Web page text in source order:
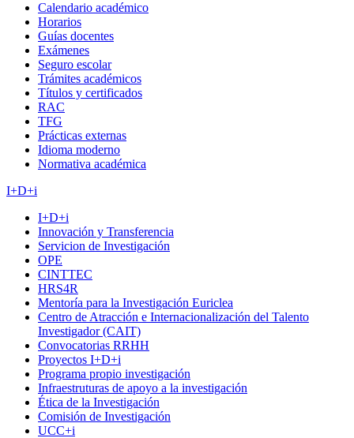
Calendario académico
Horarios
Guías docentes
Exámenes
Seguro escolar
Trámites académicos
Títulos y certificados
RAC
TFG
Prácticas externas
Idioma moderno
Normativa académica
I+D+i
I+D+i
Innovación y Transferencia
Servicion de Investigación
OPE
CINTTEC
HRS4R
Mentoría para la Investigación Euriclea
Centro de Atracción e Internacionalización del Talento
Investigador (CAIT)
Convocatorias RRHH
Proyectos I+D+i
Programa propio investigación
Infraestruturas de apoyo a la investigación
Ética de la Investigación
Comisión de Investigación
UCC+i